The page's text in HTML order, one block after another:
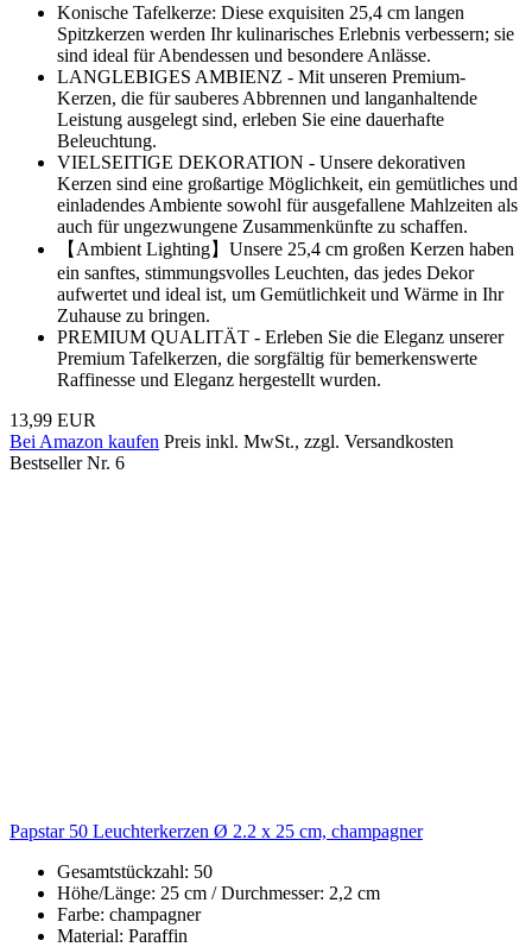
Konische Tafelkerze: Diese exquisiten 25,4 cm langen
Spitzkerzen werden Ihr kulinarisches Erlebnis verbessern; sie
sind ideal für Abendessen und besondere Anlässe.
LANGLEBIGES AMBIENZ - Mit unseren Premium-
Kerzen, die für sauberes Abbrennen und langanhaltende
Leistung ausgelegt sind, erleben Sie eine dauerhafte
Beleuchtung.
VIELSEITIGE DEKORATION - Unsere dekorativen
Kerzen sind eine großartige Möglichkeit, ein gemütliches und
einladendes Ambiente sowohl für ausgefallene Mahlzeiten als
auch für ungezwungene Zusammenkünfte zu schaffen.
【Ambient Lighting】Unsere 25,4 cm großen Kerzen haben
ein sanftes, stimmungsvolles Leuchten, das jedes Dekor
aufwertet und ideal ist, um Gemütlichkeit und Wärme in Ihr
Zuhause zu bringen.
PREMIUM QUALITÄT - Erleben Sie die Eleganz unserer
Premium Tafelkerzen, die sorgfältig für bemerkenswerte
Raffinesse und Eleganz hergestellt wurden.
13,99 EUR
Bei Amazon kaufen Preis inkl. MwSt., zzgl. Versandkosten
Bestseller Nr. 6
Papstar 50 Leuchterkerzen Ø 2.2 x 25 cm, champagner
Gesamtstückzahl: 50
Höhe/Länge: 25 cm / Durchmesser: 2,2 cm
Farbe: champagner
Material: Paraffin